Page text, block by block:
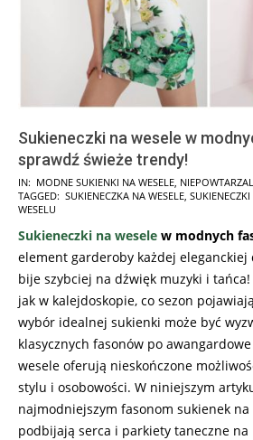
Sukieneczki na wesele w
sprawdź świeże trendy!
2025-
05-
IN: MODNE SUKIENKI NA WESELE,
TAGGED: SUKIENECZKA NA WESELE,
WESELU
Sukieneczki na wesele w modnych
element garderoby każdej eleganckiej
bije szybciej na dźwięk muzyki i
jak w kalejdoskopie, co sezon
wybór idealnej sukienki może być
klasycznych fasonów po
wesele oferują nieskończone
stylu i osobowości. W niniejszym
najmodniejszym fasonom sukienek na
podbijają serca i parkiety taneczne na